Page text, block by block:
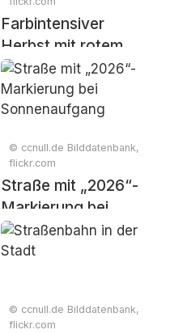
Farbintensiver
Herbst mit rotem
Ahornlaub und
nebliger
Berglandschaft
© ccnull.de Bilddatenbank,
flickr.com
Straße mit „2026“-
Markierung bei
Sonnenaufgang
© ccnull.de Bilddatenbank,
flickr.com